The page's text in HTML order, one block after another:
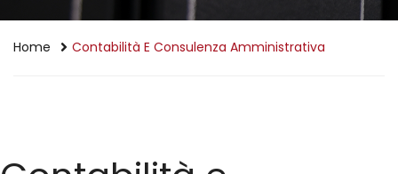
Home Contabilità E Consulenza Amministrativa